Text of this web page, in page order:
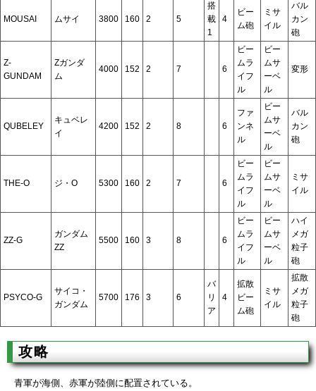
MOUSAI ムサイ 3800 160 2 5
搭
載
1
4
ビー
ム砲
ミサ
イル
バル
カン
砲
Z-
GUNDAM
Zガンダ
ム
4000 152 2 7 6
ビー
ムラ
イフ
ル
ビー
ムサ
ーベ
ル
変形
QUBELEY
キュベレ
イ
4200 152 2 8 6
ファ
ンネ
ル
ビー
ムサ
ーベ
ル
バル
カン
砲
THE-O ジ・O 5300 160 2 7 6
ビー
ムラ
イフ
ル
ビー
ムサ
ーベ
ル
ミサ
イル
ZZ-G
ガンダム
ZZ
5500 160 3 8 6
ビー
ムラ
イフ
ル
ビー
ムサ
ーベ
ル
ハイ
メガ
粒子
砲
PSYCO-G
サイコ・
ガンダム
5700 176 3 6
バ
リ
ア
4
拡散
ビー
ム砲
ミサ
イル
拡散
メガ
粒子
砲
攻略
青軍が海側、赤軍が陸側に配置されている。